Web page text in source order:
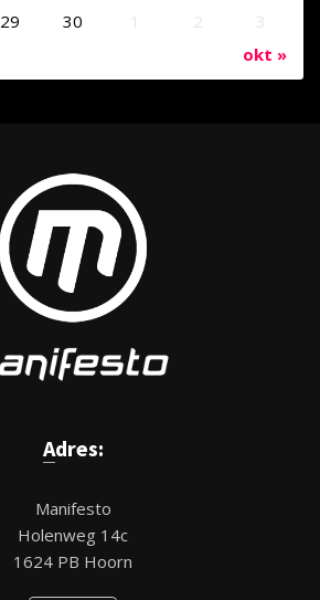
okt »
29 30 1 2 3
Adres:
Manifesto
Holenweg 14c
1624 PB Hoorn